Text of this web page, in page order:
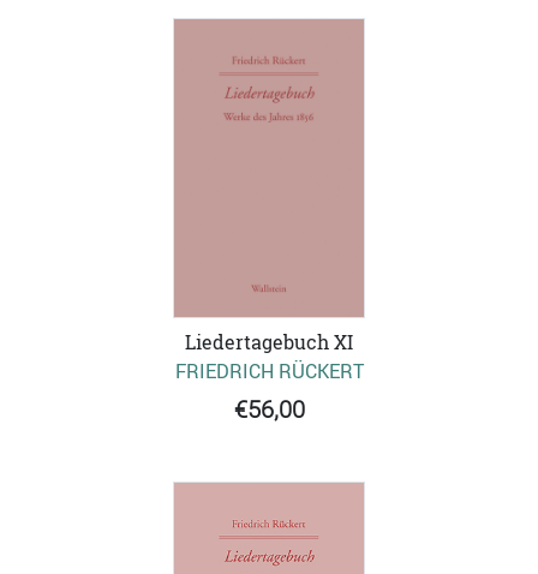
Liedertagebuch XI
FRIEDRICH RÜCKERT
€56,00